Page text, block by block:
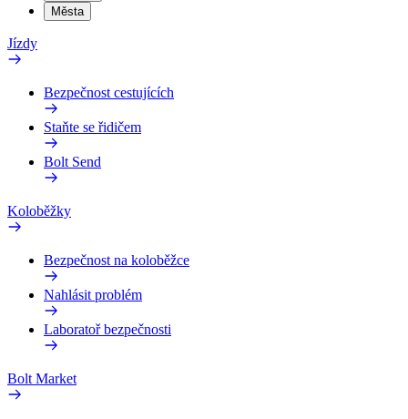
Města
Jízdy
Bezpečnost cestujících
Staňte se řidičem
Bolt Send
Koloběžky
Bezpečnost na koloběžce
Nahlásit problém
Laboratoř bezpečnosti
Bolt Market